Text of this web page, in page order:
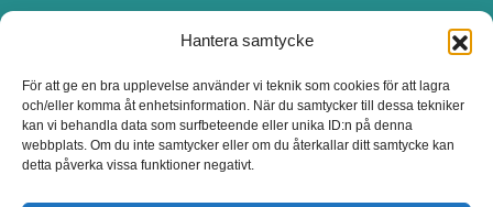
Hantera samtycke
För att ge en bra upplevelse använder vi teknik som cookies för att lagra
och/eller komma åt enhetsinformation. När du samtycker till dessa tekniker
kan vi behandla data som surfbeteende eller unika ID:n på denna
webbplats. Om du inte samtycker eller om du återkallar ditt samtycke kan
detta påverka vissa funktioner negativt.
OM FRISÖRSÖK
UPPDATERA SALONG